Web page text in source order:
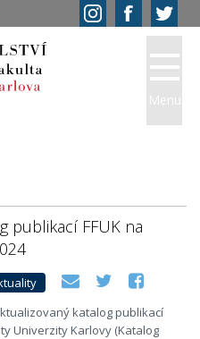
publikací FFUK na
katalog publikací
Univerzity Karlovy (Katalog
Menu